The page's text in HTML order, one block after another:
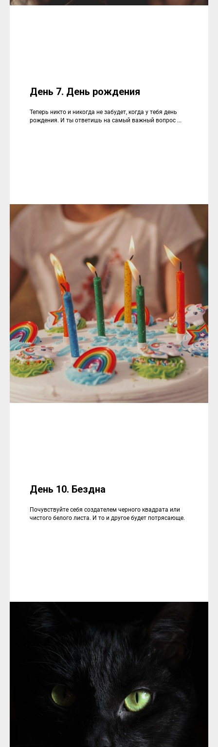
День 7. День рождения
Теперь никто и никогда не забудет, когда у тебя день
рождения. И ты ответишь на самый важный вопрос ...
День 10. Бездна
Почувствуйте себя создателем черного квадрата или
чистого белого листа. И то и другое будет потрясающе.